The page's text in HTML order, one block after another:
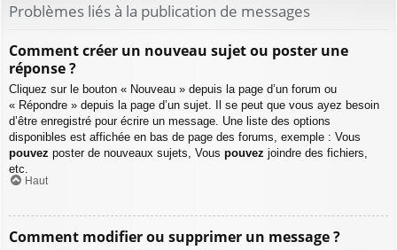
Problèmes liés à la publication de messages
Comment créer un nouveau sujet ou poster une
réponse ?
Cliquez sur le bouton « Nouveau » depuis la page d’un forum ou
« Répondre » depuis la page d’un sujet. Il se peut que vous ayez besoin
d’être enregistré pour écrire un message. Une liste des options
disponibles est affichée en bas de page des forums, exemple : Vous
pouvez poster de nouveaux sujets, Vous pouvez joindre des fichiers,
etc.
Haut
Comment modifier ou supprimer un message ?